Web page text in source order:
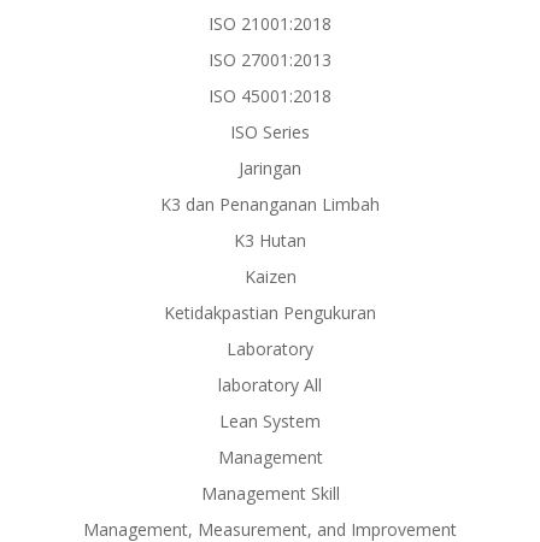
ISO 21001:2018
ISO 27001:2013
ISO 45001:2018
ISO Series
Jaringan
K3 dan Penanganan Limbah
K3 Hutan
Kaizen
Ketidakpastian Pengukuran
Laboratory
laboratory All
Lean System
Management
Management Skill
Management, Measurement, and Improvement